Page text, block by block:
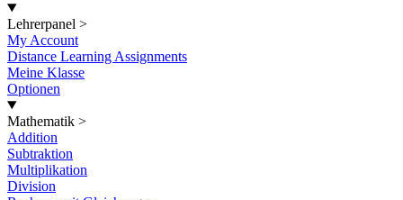
Lehrerpanel >
My Account
Distance Learning Assignments
Meine Klasse
Optionen
Mathematik >
Addition
Subtraktion
Multiplikation
Division